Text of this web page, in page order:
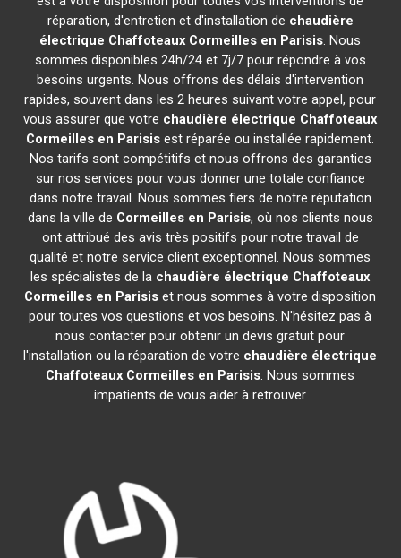
réparation, d'entretien et d'installation de chaudière
électrique Chaffoteaux Cormeilles en Parisis. Nous
sommes disponibles 24h/24 et 7j/7 pour répondre à vos
besoins urgents. Nous offrons des délais d'intervention
rapides, souvent dans les 2 heures suivant votre appel, pour
vous assurer que votre chaudière électrique Chaffoteaux
Cormeilles en Parisis est réparée ou installée rapidement.
Nos tarifs sont compétitifs et nous offrons des garanties
sur nos services pour vous donner une totale confiance
dans notre travail. Nous sommes fiers de notre réputation
dans la ville de Cormeilles en Parisis, où nos clients nous
ont attribué des avis très positifs pour notre travail de
qualité et notre service client exceptionnel. Nous sommes
les spécialistes de la chaudière électrique Chaffoteaux
Cormeilles en Parisis et nous sommes à votre disposition
pour toutes vos questions et vos besoins. N'hésitez pas à
nous contacter pour obtenir un devis gratuit pour
l'installation ou la réparation de votre chaudière électrique
Chaffoteaux Cormeilles en Parisis. Nous sommes
impatients de vous aider à retrouver